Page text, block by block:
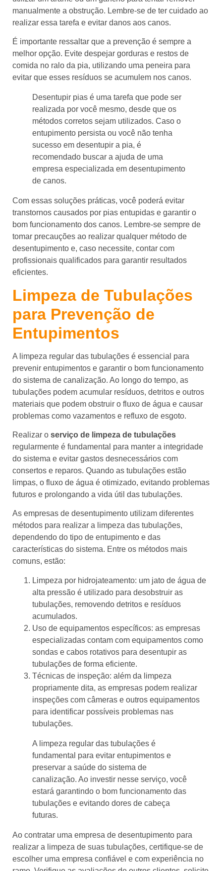
manualmente a obstrução. Lembre-se de ter cuidado ao
realizar essa tarefa e evitar danos aos canos.
É importante ressaltar que a prevenção é sempre a
melhor opção. Evite despejar gorduras e restos de
comida no ralo da pia, utilizando uma peneira para
evitar que esses resíduos se acumulem nos canos.
Desentupir pias é uma tarefa que pode ser
realizada por você mesmo, desde que os
métodos corretos sejam utilizados. Caso o
entupimento persista ou você não tenha
sucesso em desentupir a pia, é
recomendado buscar a ajuda de uma
empresa especializada em desentupimento
de canos.
Com essas soluções práticas, você poderá evitar
transtornos causados por pias entupidas e garantir o
bom funcionamento dos canos. Lembre-se sempre de
tomar precauções ao realizar qualquer método de
desentupimento e, caso necessite, contar com
profissionais qualificados para garantir resultados
eficientes.
Limpeza de Tubulações
para Prevenção de
Entupimentos
A limpeza regular das tubulações é essencial para
prevenir entupimentos e garantir o bom funcionamento
do sistema de canalização. Ao longo do tempo, as
tubulações podem acumular resíduos, detritos e outros
materiais que podem obstruir o fluxo de água e causar
problemas como vazamentos e refluxo de esgoto.
Realizar o serviço de limpeza de tubulações
regularmente é fundamental para manter a integridade
do sistema e evitar gastos desnecessários com
consertos e reparos. Quando as tubulações estão
limpas, o fluxo de água é otimizado, evitando problemas
futuros e prolongando a vida útil das tubulações.
As empresas de desentupimento utilizam diferentes
métodos para realizar a limpeza das tubulações,
dependendo do tipo de entupimento e das
características do sistema. Entre os métodos mais
comuns, estão:
Limpeza por hidrojateamento: um jato de água de
alta pressão é utilizado para desobstruir as
tubulações, removendo detritos e resíduos
acumulados.
Uso de equipamentos específicos: as empresas
especializadas contam com equipamentos como
sondas e cabos rotativos para desentupir as
tubulações de forma eficiente.
Técnicas de inspeção: além da limpeza
propriamente dita, as empresas podem realizar
inspeções com câmeras e outros equipamentos
para identificar possíveis problemas nas
tubulações.
A limpeza regular das tubulações é
fundamental para evitar entupimentos e
preservar a saúde do sistema de
canalização. Ao investir nesse serviço, você
estará garantindo o bom funcionamento das
tubulações e evitando dores de cabeça
futuras.
Ao contratar uma empresa de desentupimento para
realizar a limpeza de suas tubulações, certifique-se de
escolher uma empresa confiável e com experiência no